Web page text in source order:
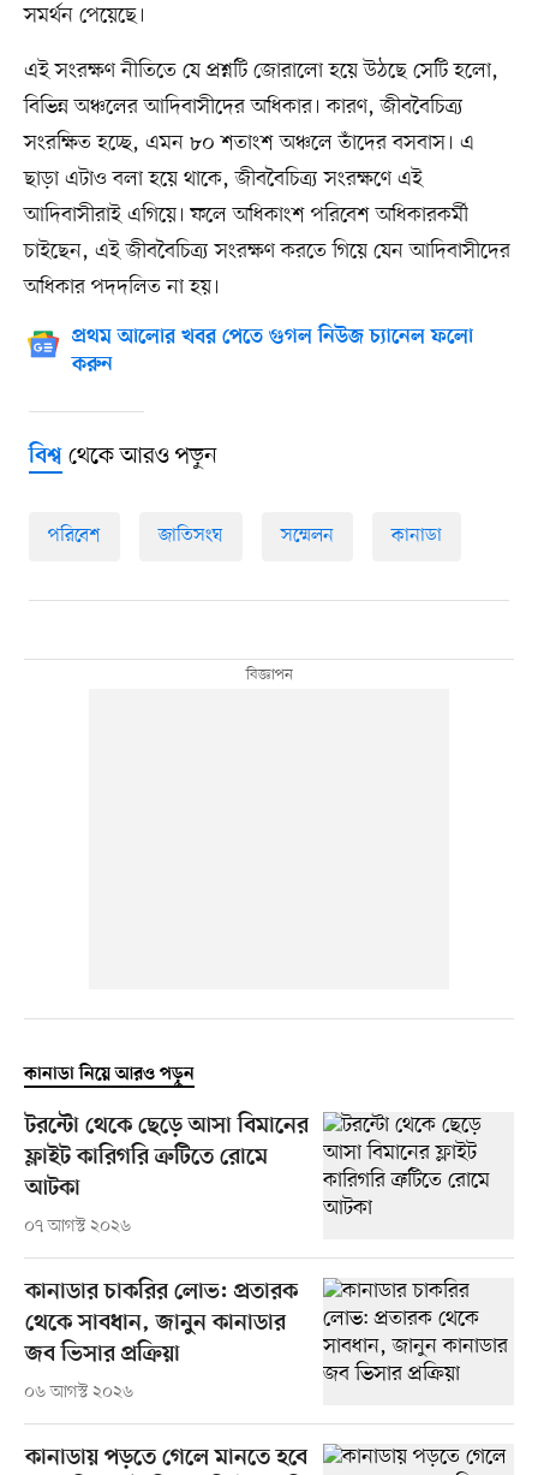
সমর্থন পেয়েছে।
এই সংরক্ষণ নীতিতে যে প্রশ্নটি জোরালো হয়ে উঠছে সেটি হলো,
বিভিন্ন অঞ্চলের আদিবাসীদের অধিকার। কারণ, জীববৈচিত্র্য
সংরক্ষিত হচ্ছে, এমন ৮০ শতাংশ অঞ্চলে তাঁদের বসবাস। এ
ছাড়া এটাও বলা হয়ে থাকে, জীববৈচিত্র্য সংরক্ষণে এই
আদিবাসীরাই এগিয়ে। ফলে অধিকাংশ পরিবেশ অধিকারকর্মী
চাইছেন, এই জীববৈচিত্র্য সংরক্ষণ করতে গিয়ে যেন আদিবাসীদের
অধিকার পদদলিত না হয়।
প্রথম আলোর খবর পেতে গুগল নিউজ চ্যানেল ফলো
করুন
বিশ্বথেকে আরও পড়ুন
পরিবেশ জাতিসংঘ সম্মেলন কানাডা
কানাডা নিয়ে আরও পড়ুন
টরন্টো থেকে ছেড়ে আসা বিমানের
ফ্লাইট কারিগরি ত্রুটিতে রোমে
আটকা
০৭ আগস্ট ২০২৬
কানাডার চাকরির লোভ: প্রতারক
থেকে সাবধান, জানুন কানাডার
জব ভিসার প্রক্রিয়া
০৬ আগস্ট ২০২৬
কানাডায় পড়তে গেলে মানতে হবে